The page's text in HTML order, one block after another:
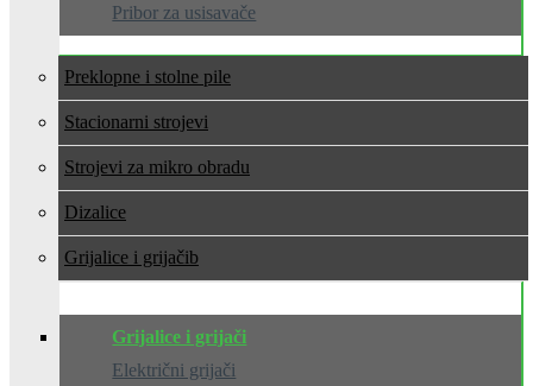
Pribor za usisavače
Preklopne i stolne pile
Stacionarni strojevi
Strojevi za mikro obradu
Dizalice
Grijalice i grijači
Grijalice i grijači
Električni grijači